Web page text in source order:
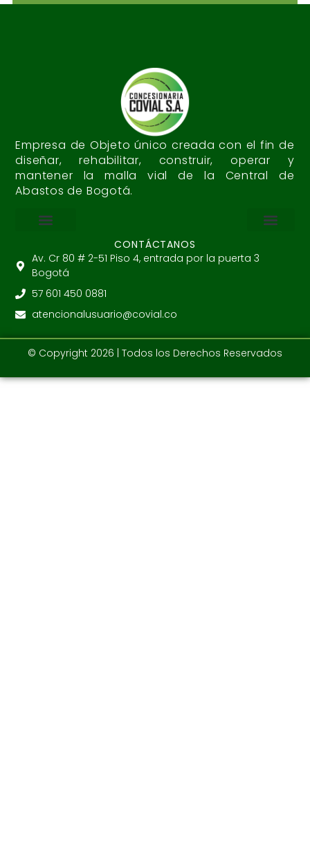
Empresa de Objeto único creada con el fin de
diseñar, rehabilitar, construir, operar y
mantener la malla vial de la Central de
Abastos de Bogotá.
CONTÁCTANOS
Av. Cr 80 # 2-51 Piso 4, entrada por la puerta 3
Bogotá
57 601 450 0881
atencionalusuario@covial.co
© Copyright 2026 | Todos los Derechos Reservados